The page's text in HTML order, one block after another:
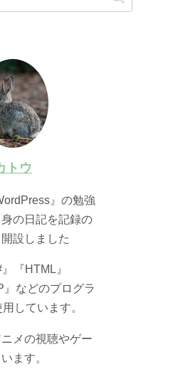
トウ
』の勉強
の日記を記録の
設しました
『HTML』
』などのプログラ
しています。
メの視聴やゲー
ます。